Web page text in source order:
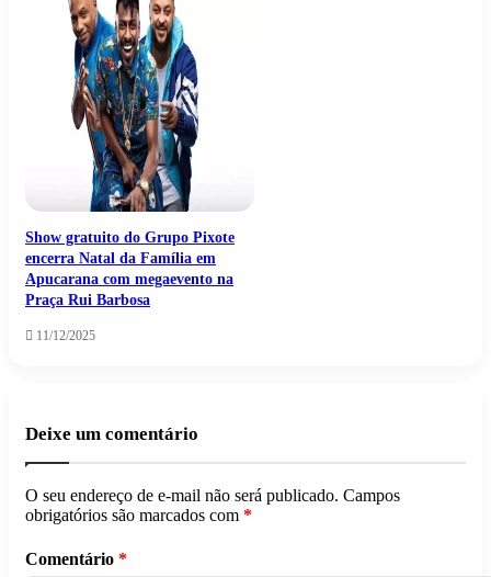
Show gratuito do Grupo Pixote
encerra Natal da Família em
Apucarana com megaevento na
Praça Rui Barbosa
11/12/2025
Deixe um comentário
O seu endereço de e-mail não será publicado. Campos
obrigatórios são marcados com *
Comentário *